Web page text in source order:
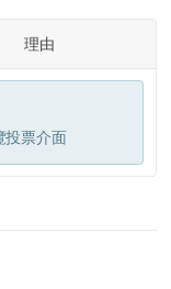
理由
投票介面